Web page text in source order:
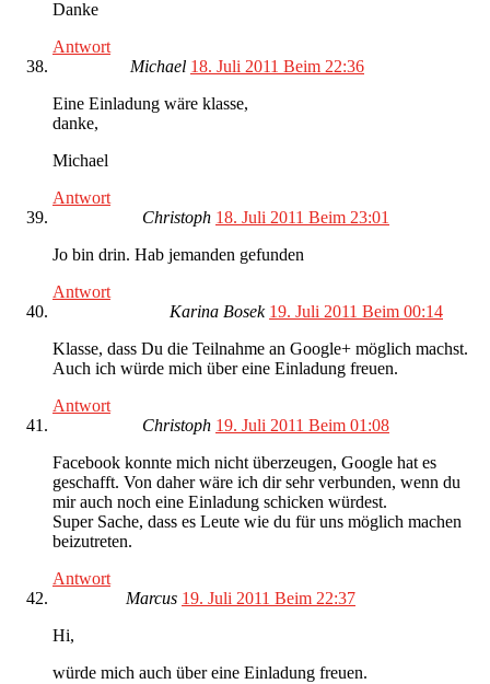
Danke
Antwort
Michael 18. Juli 2011 Beim 22:36
Eine Einladung wäre klasse,
danke,
Michael
Antwort
Christoph 18. Juli 2011 Beim 23:01
Jo bin drin. Hab jemanden gefunden
Antwort
Karina Bosek 19. Juli 2011 Beim 00:14
Klasse, dass Du die Teilnahme an Google+ möglich machst.
Auch ich würde mich über eine Einladung freuen.
Antwort
Christoph 19. Juli 2011 Beim 01:08
Facebook konnte mich nicht überzeugen, Google hat es
geschafft. Von daher wäre ich dir sehr verbunden, wenn du
mir auch noch eine Einladung schicken würdest.
Super Sache, dass es Leute wie du für uns möglich machen
beizutreten.
Antwort
Marcus 19. Juli 2011 Beim 22:37
Hi,
würde mich auch über eine Einladung freuen.